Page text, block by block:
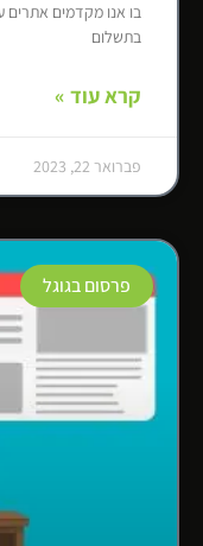
בו אנו מקדמים
בתשלום
קרא עוד »
פברואר 22, 2023
פרסום בגוגל